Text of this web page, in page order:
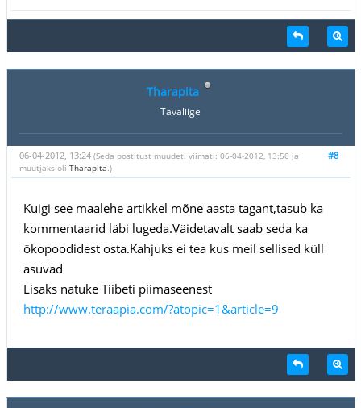
Tharapita
Tavaliige
#8
06-04-2012, 13:24 (Seda postitust muudeti viimati: 06-04-2012, 13:50 ja
muutjaks oli Tharapita .)
Kuigi see maalehe artikkel mõne aasta tagant,tasub ka
kommentaarid läbi lugeda.Väidetavalt saab seda ka
ökopoodidest osta.Kahjuks ei tea kus meil sellised küll
asuvad
Lisaks natuke Tiibeti piimaseenest
http://www.teraapia.com/?atopic=1&article=9